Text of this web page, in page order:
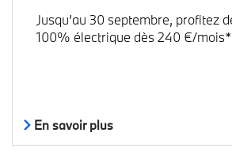
Jusqu’au 30 septembre, profitez
100% électrique dès 240 €/
En savoir plus